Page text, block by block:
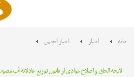
خانه اخبار اخبار انجمن